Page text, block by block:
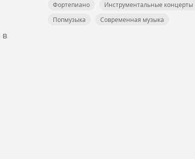
в
Фортепиано
Инструментальные концерты
Попмузыка
Современная музыка